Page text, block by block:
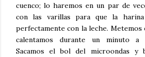
cuenco; lo haremos en un par de
con las varillas para que la
perfectamente con la leche. Metemos
calentamos durante un minuto a
Sacamos el bol del microondas y